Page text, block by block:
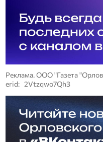
Реклама. ООО "Газета
erid: 2Vtzqwo7Qh3